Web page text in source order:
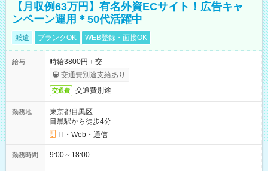
【月収例63万円】有名外資ECサイト！広告キャ
ンペーン運用＊50代活躍中
派遣 ブランクOK WEB登録・面接OK
給与
時給3800円＋交
交通費別途支給あり
交通費 交通費別途
勤務地
東京都目黒区
目黒駅から徒歩4分
IT・Web・通信
勤務時間 9:00～18:00